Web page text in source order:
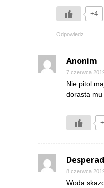
+4
Odpowiedz
Anonim
7 czerwca
Nie pitol
dorasta
8 czerwca
Woda